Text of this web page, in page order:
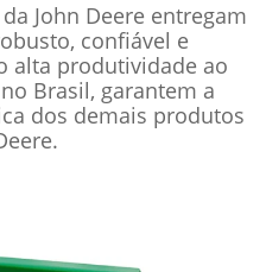
John Deere entregam
confiável e
alta produtividade ao
Brasil, garantem a
dos demais produtos